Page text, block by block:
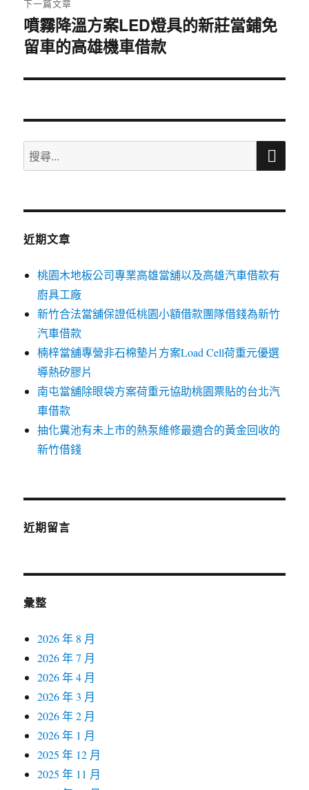
下一篇文章
下
一
文
噴霧降溫方案LED燈具的新莊當鋪免
留車的高雄機車借款
搜
尋
鍵
搜
近期文章
桃園木地板公司專業高雄當舖以及高雄汽車借款有
廚具工廠
新竹合法當舖保證低桃園小額借款團隊借錢為新竹
汽車借款
楠梓當舖專營非石棉墊片方案Load Cell荷重元優選
導熱矽膠片
南屯當舖除眼袋方案荷重元協助桃園票貼的台北汽
車借款
抽化糞池有未上市的熱泵維修最適合的黃金回收的
新竹借錢
近期留言
彙整
2026 年 8 月
2026 年 7 月
2026 年 4 月
2026 年 3 月
2026 年 2 月
2026 年 1 月
2025 年 12 月
2025 年 11 月